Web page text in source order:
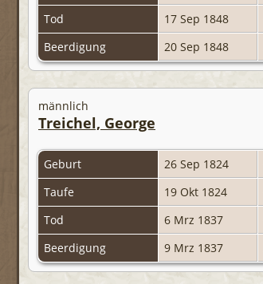
Tod
17 Sep 1848
Beerdigung
20 Sep 1848
männlich
Treichel, George
Geburt 26 Sep 1824
Taufe
19 Okt 1824
Tod
6 Mrz 1837
Beerdigung
9 Mrz 1837